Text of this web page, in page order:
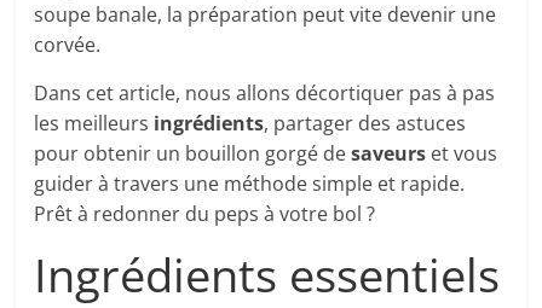
soupe banale, la préparation peut vite devenir une
corvée.
Dans cet article, nous allons décortiquer pas à pas
les meilleurs ingrédients, partager des astuces
pour obtenir un bouillon gorgé desaveurs et vous
guider à travers une méthode simple et rapide.
Prêt à redonner du peps à votre bol ?
Ingrédients essentiels